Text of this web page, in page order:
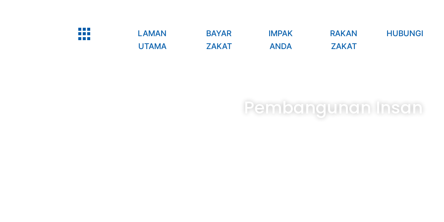
LAMAN
UTAMA
BAYAR
ZAKAT
IMPAK
ANDA
RAKAN
ZAKAT
HUBUNGI
Pembangunan Insan